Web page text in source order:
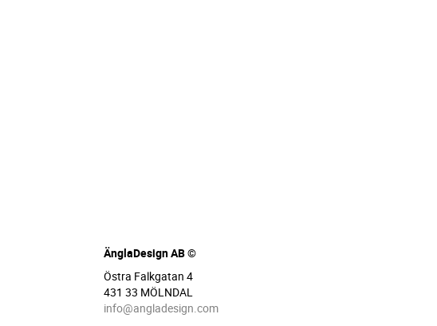
ÄnglaDesign AB ©
Östra Falkgatan 4
431 33 MÖLNDAL
info@angladesign.com